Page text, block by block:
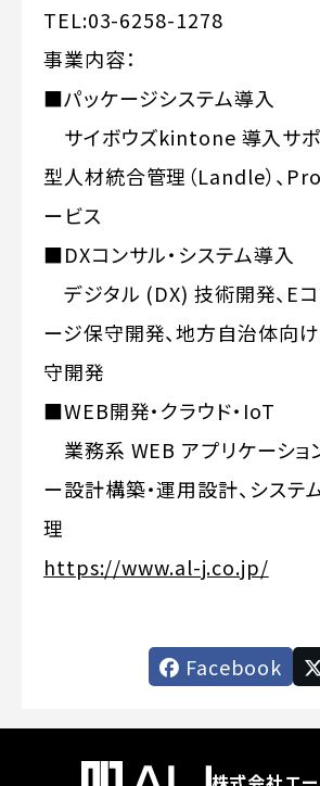
TEL:03-6258-1278
事業内容：
■パッケージシステム導入
サイボウズkintone 導入サポ
型人材統合管理（Landle）、
ービス
■DXコンサル・システム導入
デジタル (DX) 技術開発、E
ージ保守開発、地方自治体向
守開発
■WEB開発・クラウド・IoT
業務系 WEB アプリケーショ
ー設計構築・運用設計、システ
理
https://www.al-j.co.jp/
Facebook